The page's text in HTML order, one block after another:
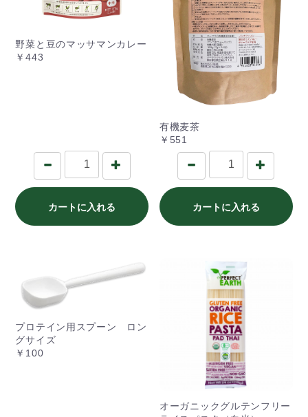
野菜と豆のマッサマンカレー
￥443
カートに入れる
有機麦茶
￥551
カートに入れる
プロテイン用スプーン ロン
グサイズ
￥100
オーガニックグルテンフリー